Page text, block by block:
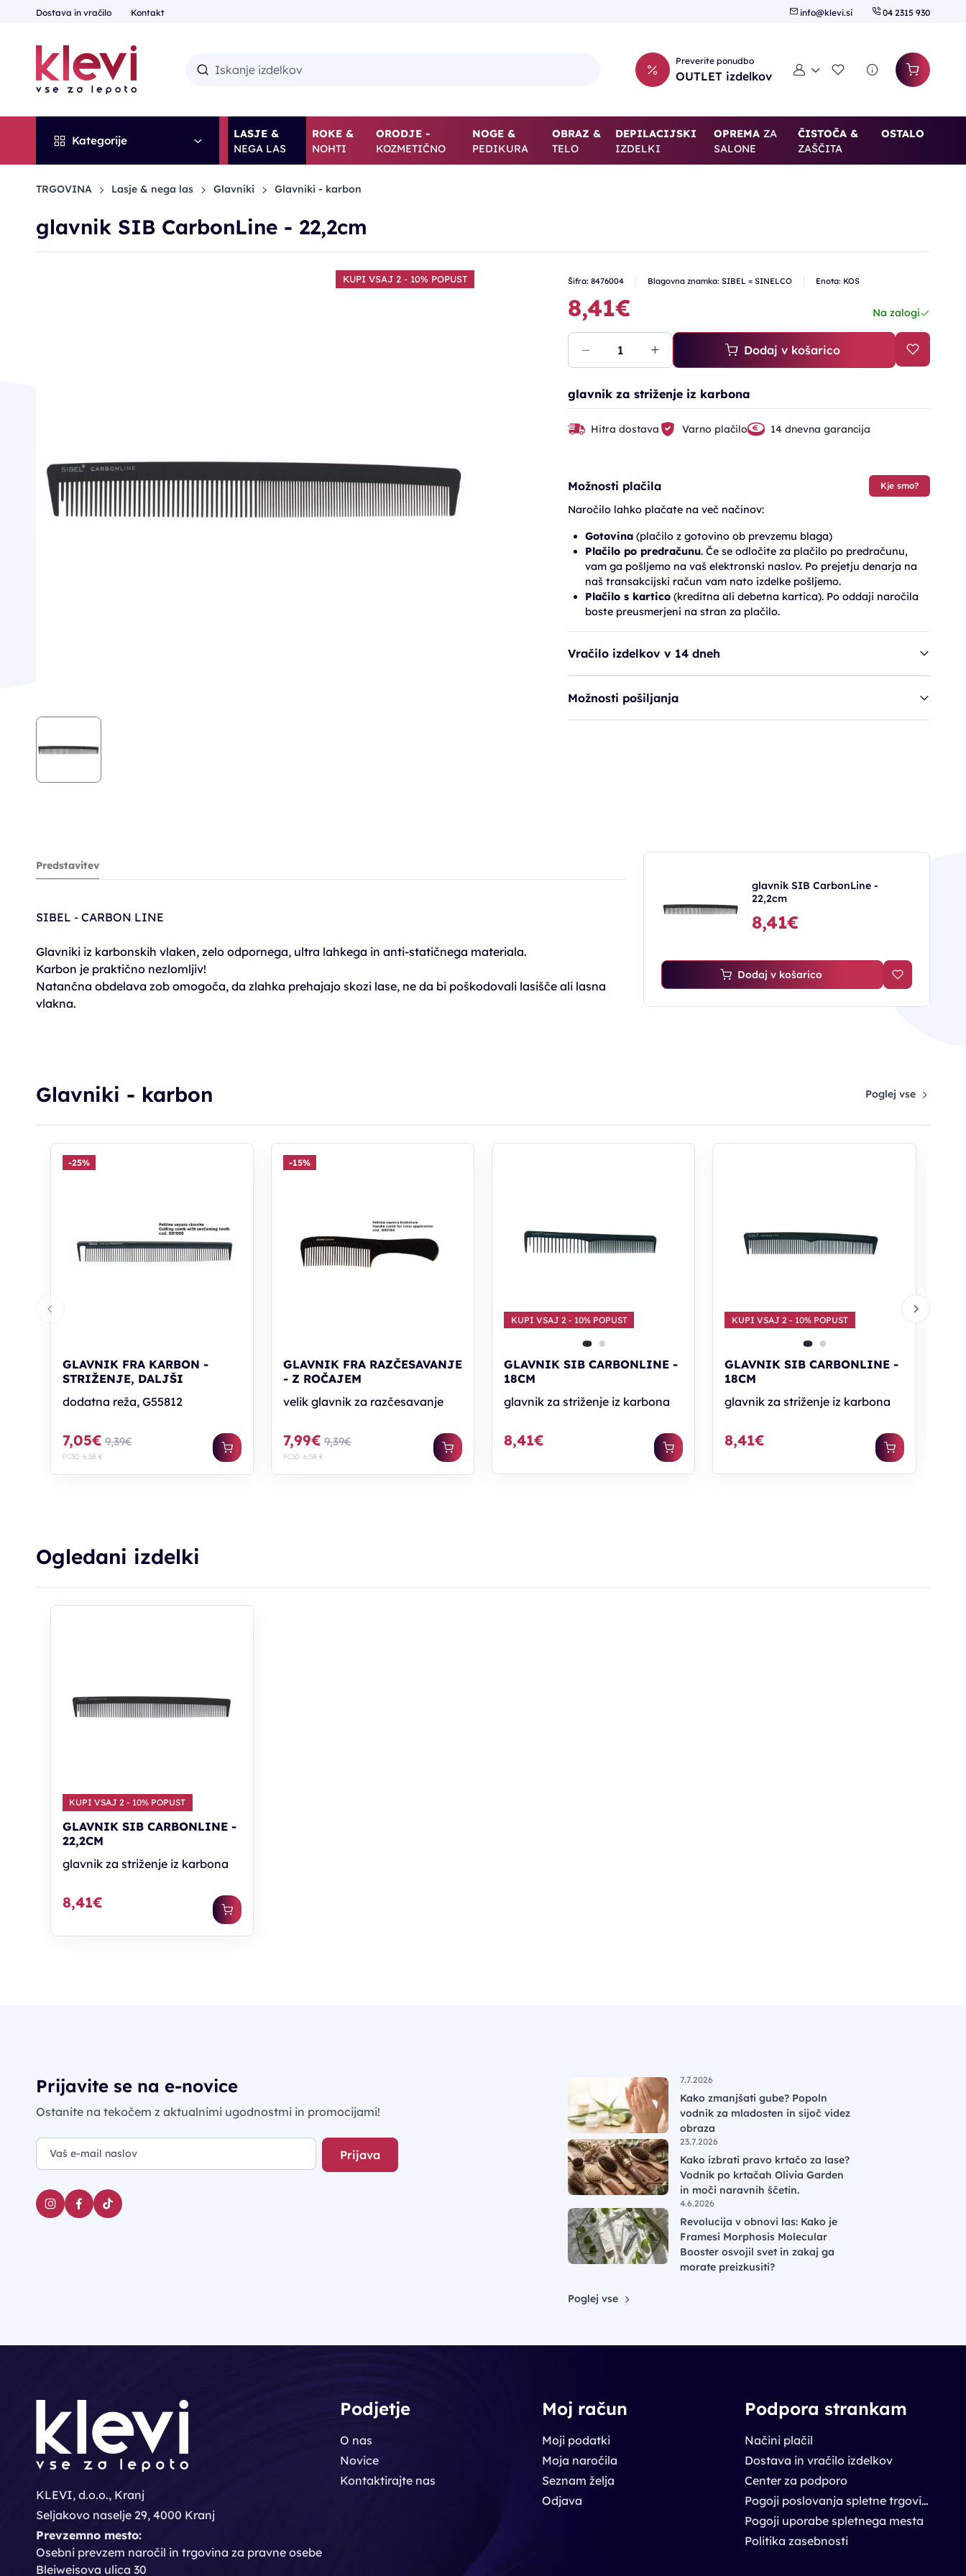
Dostava in vračilo Kontakt info@klevi.si 04 2315 930
Preverite ponudbo
OUTLET izdelkov Moj računSeznam želja
Kategorije
LASJE &
NEGA LAS
ROKE &
NOHTI
ORODJE -
KOZMETIČNO
NOGE &
PEDIKURA
OBRAZ &
TELO
DEPILACIJSKI
IZDELKI
OPREMAZA
SALONE
ČISTOČA &
ZAŠČITA
OSTALO
TRGOVINA Lasje & nega las Glavniki Glavniki - karbon
glavnik SIB CarbonLine - 22,2cm
KUPI VSAJ 2 - 10% POPUST Šifra: 8476004 Blagovna znamka: SIBEL = SINELCO Enota: KOS
8,41€ Na zalogi
Dodaj v košarico
glavnik za striženje iz karbona
Hitra dostava Varno plačilo 14 dnevna garancija
Možnosti plačila Kje smo?
Naročilo lahko plačate na več načinov:
Gotovina(plačilo z gotovino ob prevzemu blaga)
Plačilo po predračunu. Če se odločite za plačilo po predračunu,
vam ga pošljemo na vaš elektronski naslov. Po prejetju denarja na
naš transakcijski račun vam nato izdelke pošljemo.
Plačilo s kartico(kreditna ali debetna kartica). Po oddaji naročila
boste preusmerjeni na stran za plačilo.
Vračilo izdelkov v 14 dneh
Možnosti pošiljanja
Predstavitev
SIBEL - CARBON LINE
Glavniki iz karbonskih vlaken, zelo odpornega, ultra lahkega in anti-statičnega materiala.
Karbon je praktično nezlomljiv!
Natančna obdelava zob omogoča, da zlahka prehajajo skozi lase, ne da bi poškodovali lasišče ali lasna
vlakna.
glavnik SIB CarbonLine -
22,2cm
8,41€
Dodaj v košarico
Glavniki - karbon Poglej vse
-25%
GLAVNIK FRA KARBON -
STRIŽENJE, DALJŠI
dodatna reža, G55812
7,05€ 9,39€
PC30: 6,58 €
-15%
GLAVNIK FRA RAZČESAVANJE
- Z ROČAJEM
velik glavnik za razčesavanje
7,99€ 9,39€
PC30: 6,58 €
KUPI VSAJ 2 - 10% POPUST
GLAVNIK SIB CARBONLINE -
18CM
glavnik za striženje iz karbona
8,41€
KUPI VSAJ 2 - 10% POPUST
GLAVNIK SIB CARBONLINE -
18CM
glavnik za striženje iz karbona
8,41€
Ogledani izdelki
KUPI VSAJ 2 - 10% POPUST
GLAVNIK SIB CARBONLINE -
22,2CM
glavnik za striženje iz karbona
8,41€
Prijavite se na e-novice
Ostanite na tekočem z aktualnimi ugodnostmi in promocijami!
Prijava
7.7.2026
Kako zmanjšati gube? Popoln
vodnik za mladosten in sijoč videz
obraza
23.7.2026
Kako izbrati pravo krtačo za lase?
Vodnik po krtačah Olivia Garden
in moči naravnih ščetin.
4.6.2026
Revolucija v obnovi las: Kako je
Framesi Morphosis Molecular
Booster osvojil svet in zakaj ga
morate preizkusiti?
Poglej vse
KLEVI, d.o.o., Kranj
Seljakovo naselje 29, 4000 Kranj
Prevzemno mesto:
Osebni prevzem naročil in trgovina za pravne osebe
Bleiweisova ulica 30
Podjetje
O nas
Novice
Kontaktirajte nas
Moj račun
Moji podatki
Moja naročila
Seznam želja
Odjava
Podpora strankam
Načini plačil
Dostava in vračilo izdelkov
Center za podporo
Pogoji poslovanja spletne trgovine
Pogoji uporabe spletnega mesta
Politika zasebnosti